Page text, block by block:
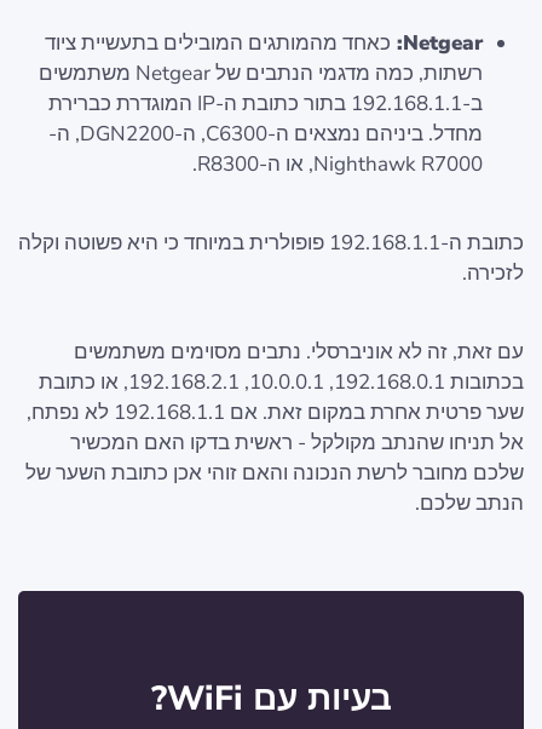
Netgear: כאחד מהמותגים המובילים בתעשיית ציוד
רשתות, כמה מדגמי הנתבים של Netgear משתמשים
ב-192.168.1.1 בתור כתובת ה-IP המוגדרת כברירת
מחדל. ביניהם נמצאים ה-C6300, ה-DGN2200, ה-
Nighthawk R7000, או ה-R8300.
כתובת ה-192.168.1.1 פופולרית במיוחד כי היא פשוטה וקלה
לזכירה.
עם זאת, זה לא אוניברסלי. נתבים מסוימים משתמשים
בכתובות 192.168.0.1, 10.0.0.1, 192.168.2.1, או כתובת
שער פרטית אחרת במקום זאת. אם 192.168.1.1 לא נפתח,
אל תניחו שהנתב מקולקל - ראשית בדקו האם המכשיר
שלכם מחובר לרשת הנכונה והאם זוהי אכן כתובת השער של
הנתב שלכם.
בעיות עם WiFi?